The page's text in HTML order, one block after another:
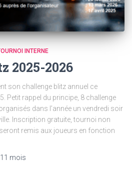
INTERNE
2025-2026
son challenge blitz annuel ce
Petit rappel du principe, 8 challenge
dans l’année un vendredi soir
Inscription gratuite, tournoi non
remis aux joueurs en fonction
11 mois